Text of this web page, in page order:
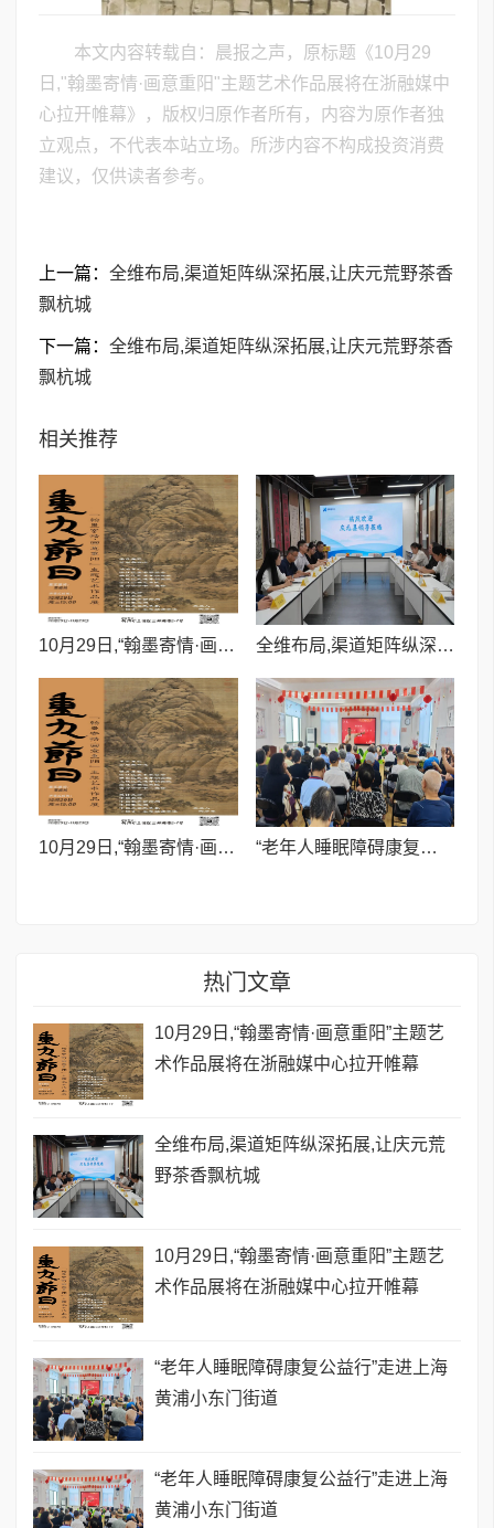
本文内容转载自：晨报之声，原标题《10月29
日,"翰墨寄情·画意重阳"主题艺术作品展将在浙融媒中
心拉开帷幕》，版权归原作者所有，内容为原作者独
立观点，不代表本站立场。所涉内容不构成投资消费
建议，仅供读者参考。
上一篇： 全维布局,渠道矩阵纵深拓展,让庆元荒野茶香
飘杭城
下一篇： 全维布局,渠道矩阵纵深拓展,让庆元荒野茶香
飘杭城
相关推荐
10月29日,“翰墨寄情·画意重阳”主题艺术作品展将在浙融媒中心拉开帷幕 全维布局,渠道矩阵纵深拓展,让庆元荒野茶香飘杭城
10月29日,“翰墨寄情·画意重阳”主题艺术作品展将在浙融媒中心拉开帷幕 “老年人睡眠障碍康复公益行”走进上海黄浦小东门街道
热门文章
10月29日,“翰墨寄情·画意重阳”主题艺
术作品展将在浙融媒中心拉开帷幕
全维布局,渠道矩阵纵深拓展,让庆元荒
野茶香飘杭城
10月29日,“翰墨寄情·画意重阳”主题艺
术作品展将在浙融媒中心拉开帷幕
“老年人睡眠障碍康复公益行”走进上海
黄浦小东门街道
“老年人睡眠障碍康复公益行”走进上海
黄浦小东门街道